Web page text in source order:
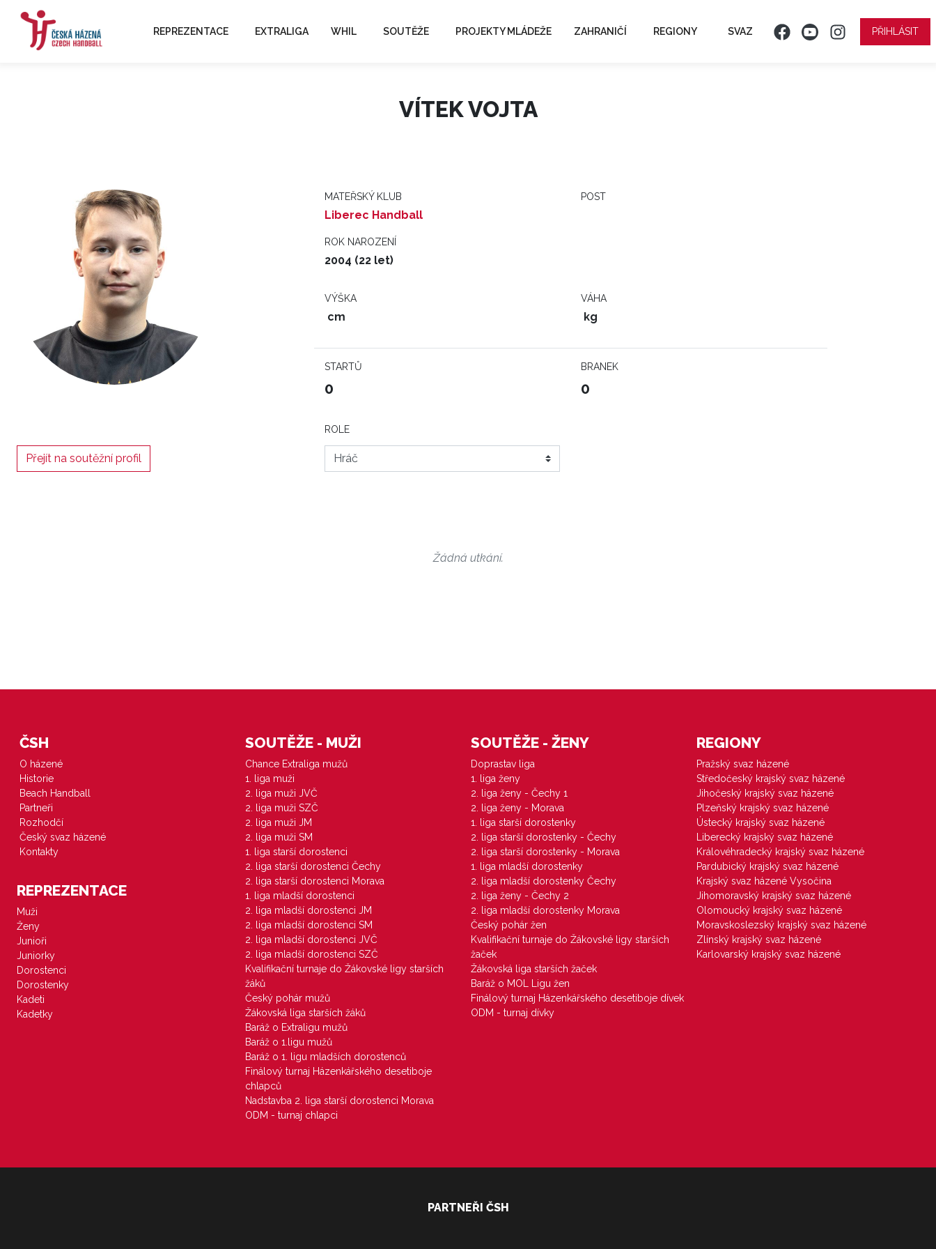
REPREZENTACE EXTRALIGA WHIL SOUTĚŽE PROJEKTY MLÁDEŽE ZAHRANIČÍ REGIONY SVAZ PŘIHLÁSIT
VÍTEK VOJTA
MATEŘSKÝ KLUB
Liberec Handball
POST
ROK NAROZENÍ
2004 (22 let)
VÝŠKA
cm
VÁHA
kg
STARTŮ
0
BRANEK
0
Přejít na soutěžní profil
ROLE
Žádná utkání.
ČSH
O házené
Historie
Beach Handball
Partneři
Rozhodčí
Český svaz házené
Kontakty
REPREZENTACE
Muži
Ženy
Junioři
Juniorky
Dorostenci
Dorostenky
Kadeti
Kadetky
SOUTĚŽE - MUŽI
Chance Extraliga mužů
1. liga muži
2. liga muži JVČ
2. liga muži SZČ
2. liga muži JM
2. liga muži SM
1. liga starší dorostenci
2. liga starší dorostenci Čechy
2. liga starší dorostenci Morava
1. liga mladší dorostenci
2. liga mladší dorostenci JM
2. liga mladší dorostenci SM
2. liga mladší dorostenci JVČ
2. liga mladší dorostenci SZČ
Kvalifikační turnaje do Žákovské ligy starších
žáků
Český pohár mužů
Žákovská liga starších žáků
Baráž o Extraligu mužů
Baráž o 1.ligu mužů
Baráž o 1. ligu mladších dorostenců
Finálový turnaj Házenkářského desetiboje
chlapců
Nadstavba 2. liga starší dorostenci Morava
ODM - turnaj chlapci
SOUTĚŽE - ŽENY
Doprastav liga
1. liga ženy
2. liga ženy - Čechy 1
2. liga ženy - Morava
1. liga starší dorostenky
2. liga starší dorostenky - Čechy
2. liga starší dorostenky - Morava
1. liga mladší dorostenky
2. liga mladší dorostenky Čechy
2. liga ženy - Čechy 2
2. liga mladší dorostenky Morava
Český pohár žen
Kvalifikační turnaje do Žákovské ligy starších
žaček
Žákovská liga starších žaček
Baráž o MOL Ligu žen
Finálový turnaj Házenkářského desetiboje dívek
ODM - turnaj dívky
REGIONY
Pražský svaz házené
Středočeský krajský svaz házené
Jihočeský krajský svaz házené
Plzeňský krajský svaz házené
Ústecký krajský svaz házené
Liberecký krajský svaz házené
Královéhradecký krajský svaz házené
Pardubický krajský svaz házené
Krajský svaz házené Vysočina
Jihomoravský krajský svaz házené
Olomoucký krajský svaz házené
Moravskoslezský krajský svaz házené
Zlínský krajský svaz házené
Karlovarský krajský svaz házené
PARTNEŘI ČSH